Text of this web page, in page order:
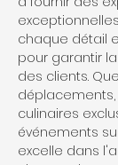
chaque détail
pour garantir
des clients.
culinaires
événements
excelle dans